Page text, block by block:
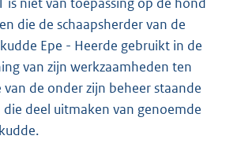
die de schaapsherder van de
Epe - Heerde gebruikt in de
van zijn werkzaamheden ten
van de onder zijn beheer staande
die deel uitmaken van genoemde